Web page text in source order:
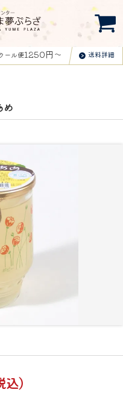
ール便1250円〜 送料詳細
め
込)